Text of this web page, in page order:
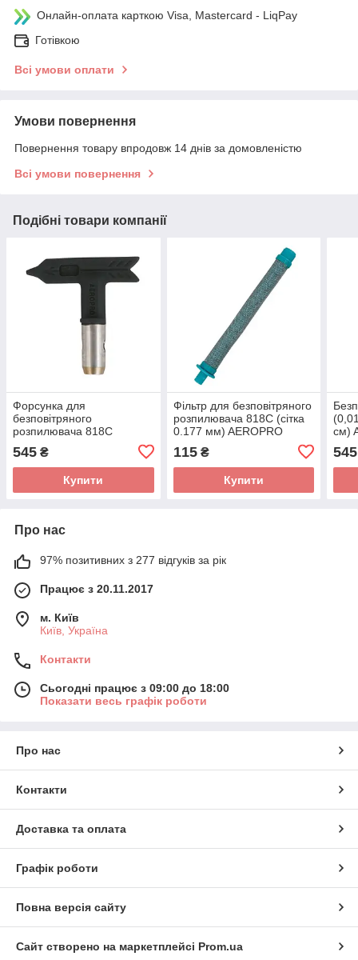
Онлайн-оплата карткою Visa, Mastercard - LiqPay
Готівкою
Всі умови оплати
Умови повернення
Повернення товару впродовж 14 днів за домовленістю
Всі умови повернення
Подібні товари компанії
Форсунка для
безповітряного
розпилювача 818C
(0,023"/0,58 мм, факел 28
см) AEROPRO AP8605-523
545 ₴
Купити
Фільтр для безповітряного
розпилювача 818C (сітка
0.177 мм) AEROPRO
115₴
Купити
см)
545
Про нас
97% позитивних з 277 відгуків за рік
Працює з 20.11.2017
м. Київ
Київ, Україна
Контакти
Сьогодні працює з 09:00 до 18:00
Показати весь графік роботи
Про нас
Контакти
Доставка та оплата
Графік роботи
Повна версія сайту
Сайт створено на маркетплейсі Prom.ua